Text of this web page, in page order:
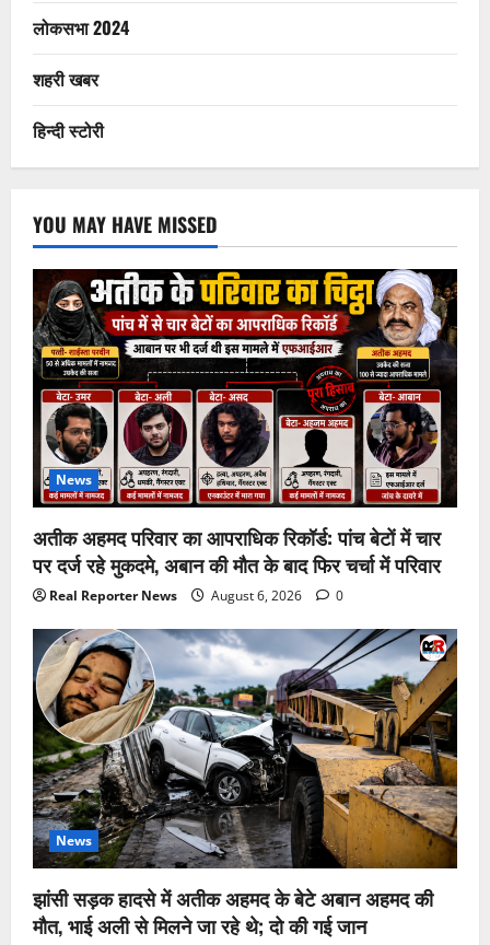
लोकसभा 2024
शहरी खबर
हिन्दी स्टोरी
YOU MAY HAVE MISSED
News
अतीक अहमद परिवार का आपराधिक रिकॉर्ड: पांच बेटों में चार
पर दर्ज रहे मुकदमे, अबान की मौत के बाद फिर चर्चा में परिवार
Real Reporter News August 6, 2026 0
News
झांसी सड़क हादसे में अतीक अहमद के बेटे अबान अहमद की
मौत, भाई अली से मिलने जा रहे थे; दो की गई जान